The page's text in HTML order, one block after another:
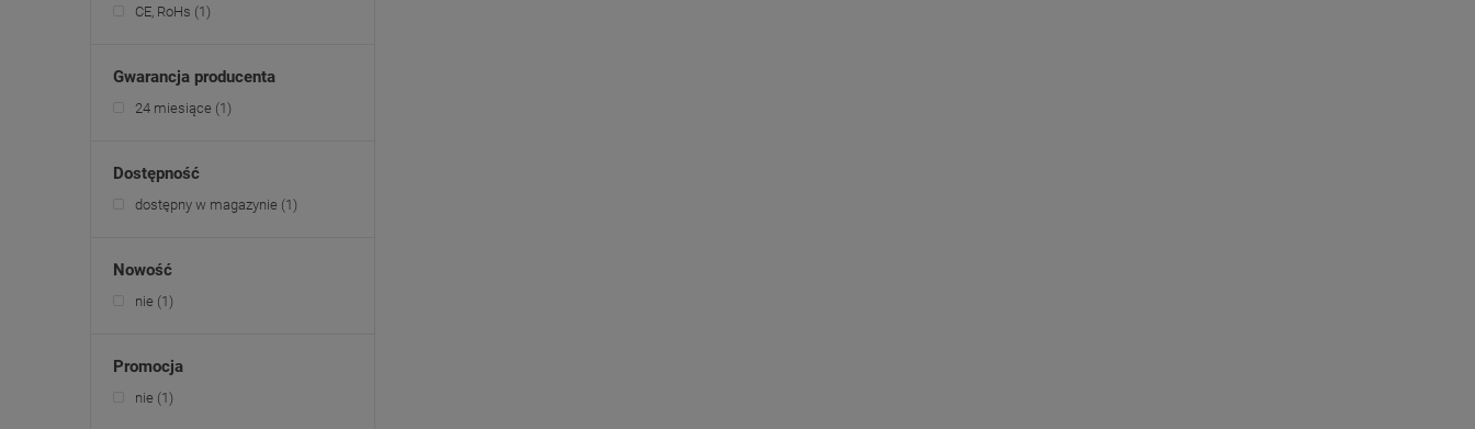
CE, RoHs (1)
Gwarancja producenta
24 miesiące (1)
Dostępność
dostępny w magazynie (1)
Nowość
nie (1)
Promocja
nie (1)